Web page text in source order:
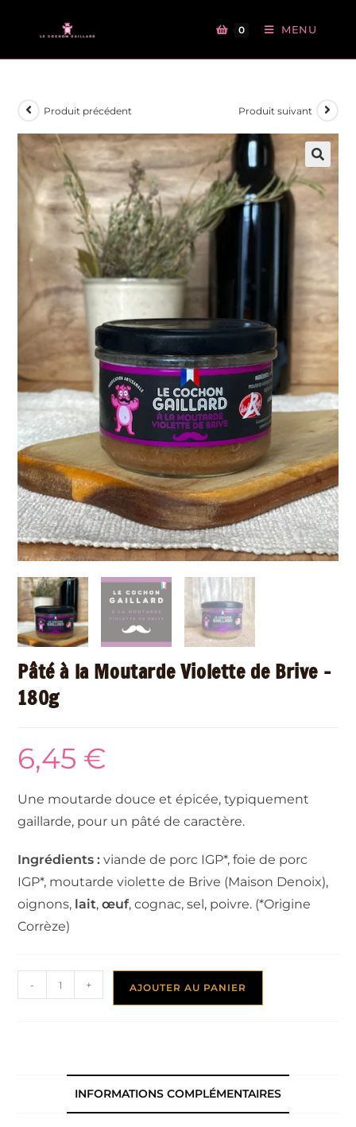
0 MENU
Produit précédent Produit suivant
Pâté à la Moutarde Violette de Brive –
180g
6,45 €
Une moutarde douce et épicée, typiquement
gaillarde, pour un pâté de caractère.
Ingrédients : viande de porc IGP*, foie de porc
IGP*, moutarde violette de Brive (Maison Denoix),
oignons, lait,œuf, cognac, sel, poivre. (*Origine
Corrèze)
- + AJOUTER AU PANIER
INFORMATIONS COMPLÉMENTAIRES